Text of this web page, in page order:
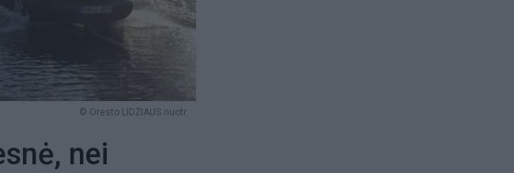
© Oresto LIDŽIAUS nuotr.
nei